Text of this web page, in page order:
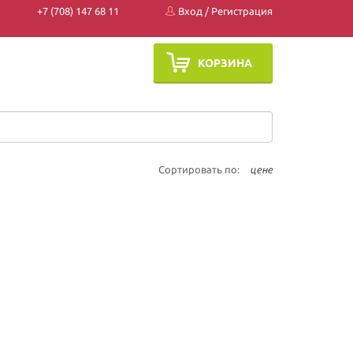
+7 (708) 147 68 11 Вход / Регистрация
КОРЗИНА
Сортировать по: цене